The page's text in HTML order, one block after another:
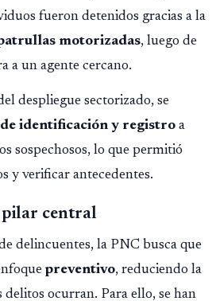
fueron detenidos gracias a la
motorizadas, luego de
a un agente cercano.
despliegue sectorizado, se
identificación y registro a
sospechosos, lo que permitió
y verificar antecedentes.
pilar central
delincuentes, la PNC busca que
preventivo, reduciendo la
ocurran. Para ello, se han